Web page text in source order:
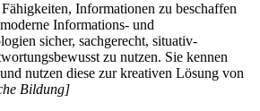
Informationen zu beschaffen
Informations- und
sicher, sachgerecht, situativ-
zu nutzen. Sie kennen
nutzen diese zur kreativen Lösung von
Bildung]